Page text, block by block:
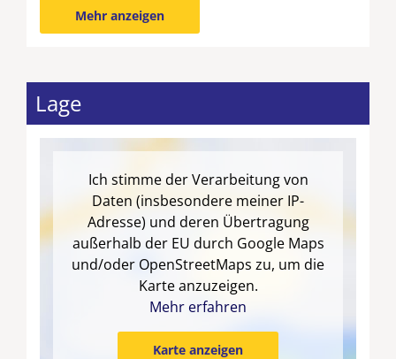
Badezimmer in der ersten Etage:
Fliesenboden, Badewanne, Waschtisch und WC
der Ihnen zusätzlichen Stauraum bietet. Der
Kellerraum ist von dem Flur im
Garderobenbereich über eine Bodenluke
zugänglich.
Sichtschutzelementen und Gartenmöbel mit
Auflagen, Sonnenmarkise, Standgrill,
Abstellraum, zweiter Abstellraum mit der
Möglichkeit Fahrräder einzuschließen, Carport
Sie können Ihr Auto wettergeschützt unter dem
zum Ferienhaus gehörenden Carport abstellen.
Mehr anzeigen
Lage
Ich stimme der Verarbeitung von
Daten (insbesondere meiner IP-
Adresse) und deren Übertragung
außerhalb der EU durch Google Maps
und/oder OpenStreetMaps zu, um die
Karte anzuzeigen.
Mehr erfahren
Karte anzeigen